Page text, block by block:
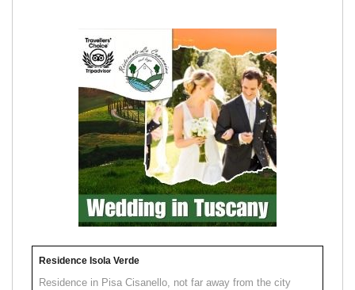
Residence Isola Verde
Residence in Pisa Cisanello, not far away from the city